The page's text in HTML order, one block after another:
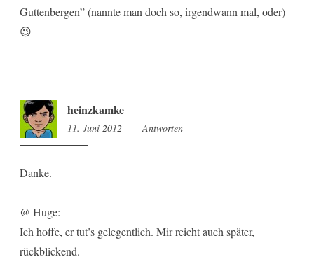
Guttenbergen” (nannte man doch so, irgendwann mal, oder)
😉
heinzkamke
11. Juni 2012 17:21
Antworten
Danke.
@ Huge:
Ich hoffe, er tut’s gelegentlich. Mir reicht auch später,
rückblickend.